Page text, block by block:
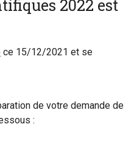
2022 est
ce 15/12/2021 et se
de votre demande de
: